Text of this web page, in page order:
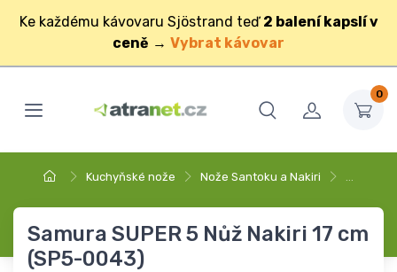
Ke každému kávovaru Sjöstrand teď 2 balení kapslí v
ceně → Vybrat kávovar
0
Kuchyňské nože Nože Santoku a Nakiri
Samura SUPER 5 Nůž Nakiri 17 cm
(SP5-0043)